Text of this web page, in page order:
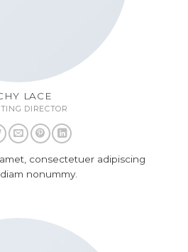
LACE
DIRECTOR
consectetuer adipiscing
nonummy.